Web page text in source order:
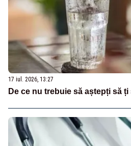
17 iul. 2026, 13:27
De ce nu trebuie să aștepți să ți